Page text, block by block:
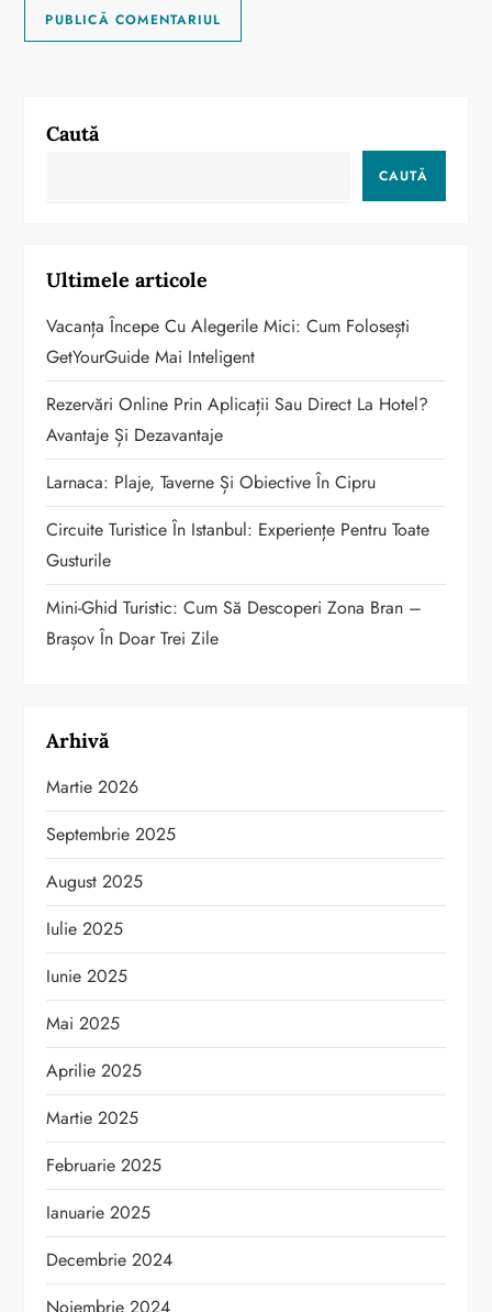
Caută
CAUTĂ
Ultimele articole
Vacanța Începe Cu Alegerile Mici: Cum Folosești
GetYourGuide Mai Inteligent
Rezervări Online Prin Aplicații Sau Direct La Hotel?
Avantaje Și Dezavantaje
Larnaca: Plaje, Taverne Și Obiective În Cipru
Circuite Turistice În Istanbul: Experiențe Pentru Toate
Gusturile
Mini-Ghid Turistic: Cum Să Descoperi Zona Bran –
Brașov În Doar Trei Zile
Arhivă
Martie 2026
Septembrie 2025
August 2025
Iulie 2025
Iunie 2025
Mai 2025
Aprilie 2025
Martie 2025
Februarie 2025
Ianuarie 2025
Decembrie 2024
Noiembrie 2024